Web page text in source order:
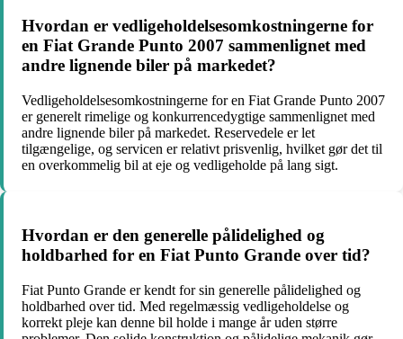
Hvordan er vedligeholdelsesomkostningerne for
en Fiat Grande Punto 2007 sammenlignet med
andre lignende biler på markedet?
Vedligeholdelsesomkostningerne for en Fiat Grande Punto 2007
er generelt rimelige og konkurrencedygtige sammenlignet med
andre lignende biler på markedet. Reservedele er let
tilgængelige, og servicen er relativt prisvenlig, hvilket gør det til
en overkommelig bil at eje og vedligeholde på lang sigt.
Hvordan er den generelle pålidelighed og
holdbarhed for en Fiat Punto Grande over tid?
Fiat Punto Grande er kendt for sin generelle pålidelighed og
holdbarhed over tid. Med regelmæssig vedligeholdelse og
korrekt pleje kan denne bil holde i mange år uden større